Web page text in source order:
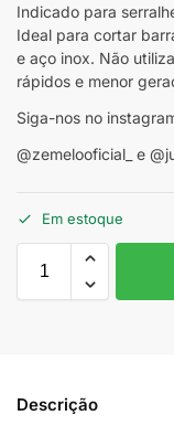
Indicado para
Ideal para cortar
e aço inox. Não
rápidos e menor
Siga-nos no
@zemelooficial_ e
Em estoque
Descrição